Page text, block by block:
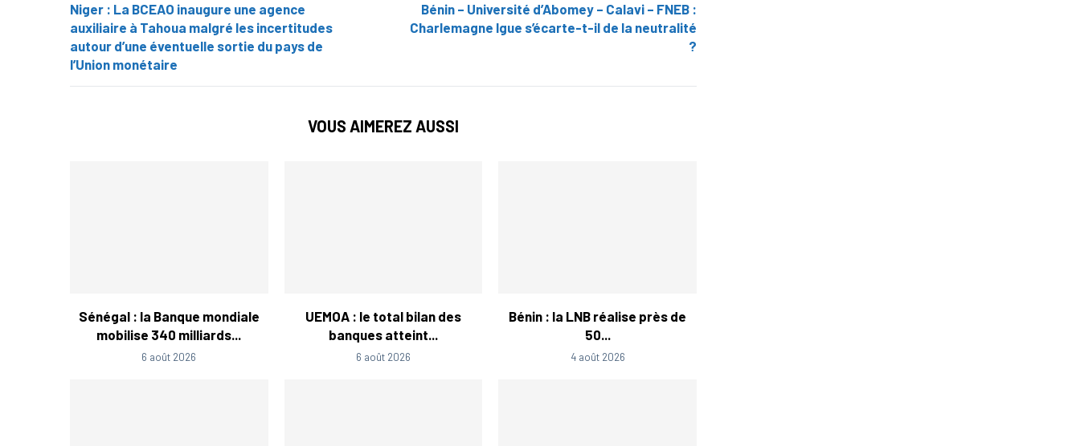
Niger : La BCEAO inaugure une agence
auxiliaire à Tahoua malgré les incertitudes
autour d’une éventuelle sortie du pays de
l’Union monétaire
Bénin – Université d’Abomey – Calavi – FNEB :
Charlemagne Igue s’écarte-t-il de la neutralité
?
VOUS AIMEREZ AUSSI
Sénégal : la Banque mondiale
mobilise 340 milliards...
6 août 2026
UEMOA : le total bilan des
banques atteint...
6 août 2026
Bénin : la LNB réalise près de
50...
4 août 2026